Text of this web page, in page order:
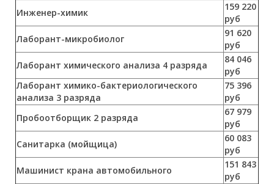
Инженер-химик
159 220
руб
Лаборант-микробиолог
91 620
руб
Лаборант химического анализа 4 разряда
84 046
руб
Лаборант химико-бактериологического
анализа 3 разряда
75 396
руб
Пробоотборщик 2 разряда
67 979
руб
Санитарка (мойщица)
60 083
руб
Машинист крана автомобильного
151 843
руб